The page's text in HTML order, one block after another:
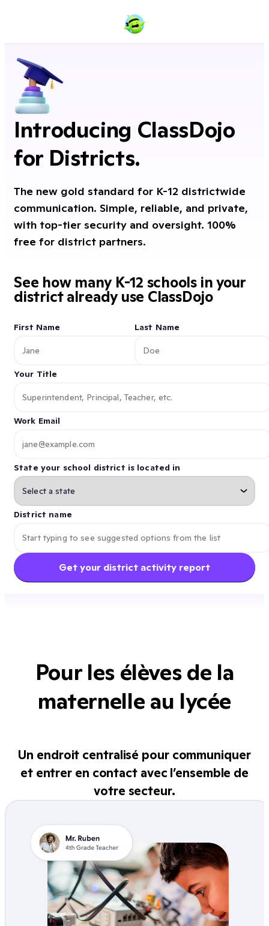
Introducing ClassDojo
for Districts.
The new gold standard for K-12 districtwide
communication. Simple, reliable, and private,
with top-tier security and oversight. 100%
free for district partners.
See how many K-12 schools in your
district already use ClassDojo
First Name Last Name
Your Title
Work Email
State your school district is located in
District name
Get your district activity report
Pour les élèves de la
maternelle au lycée
Un endroit centralisé pour communiquer
et entrer en contact avec l’ensemble de
votre secteur.